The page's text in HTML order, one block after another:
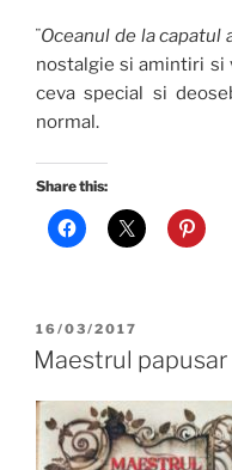
¨Oceanul de la capatul
nostalgie si amintiri si
ceva special si
normal.
Share this:
POSTED
ON
16/03/2017
Maestrul papusar